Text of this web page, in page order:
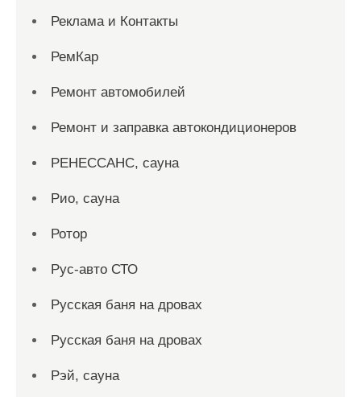
Реклама и Контакты
РемКар
Ремонт автомобилей
Ремонт и заправка автокондиционеров
РЕНЕССАНС, сауна
Рио, сауна
Ротор
Рус-авто СТО
Русская баня на дровах
Русская баня на дровах
Рэй, сауна